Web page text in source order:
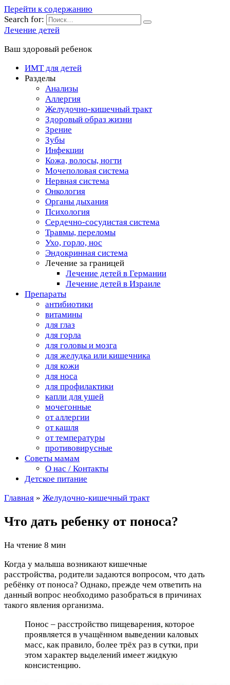
Перейти к содержанию
Search for:
Лечение детей
Ваш здоровый ребенок
ИМТ для детей
Разделы
Анализы
Аллергия
Желудочно-кишечный тракт
Здоровый образ жизни
Зрение
Зубы
Инфекции
Кожа, волосы, ногти
Мочеполовая система
Нервная система
Онкология
Органы дыхания
Психология
Сердечно-сосудистая система
Травмы, переломы
Ухо, горло, нос
Эндокринная система
Лечение за границей
Лечение детей в Германии
Лечение детей в Израиле
Препараты
антибиотики
витамины
для глаз
для горла
для головы и мозга
для желудка или кишечника
для кожи
для носа
для профилактики
капли для ушей
мочегонные
от аллергии
от кашля
от температуры
противовирусные
Советы мамам
О нас / Контакты
Детское питание
Главная » Желудочно-кишечный тракт
Что дать ребенку от поноса?
На чтение 8 мин
Когда у малыша возникают кишечные
расстройства, родители задаются вопросом, что дать
ребёнку от поноса? Однако, прежде чем ответить на
данный вопрос необходимо разобраться в причинах
такого явления организма.
Понос – расстройство пищеварения, которое
проявляется в учащённом выведении каловых
масс, как правило, более трёх раз в сутки, при
этом характер выделений имеет жидкую
консистенцию.